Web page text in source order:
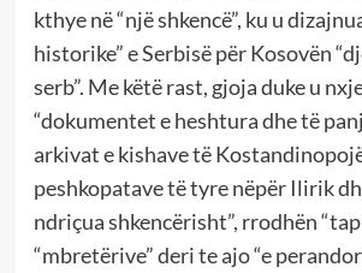
kthye në “një shkencë”, ku u
historike” e Serbisë për Kosovën
serb”. Me këtë rast, gjoja duke u
“dokumentet e heshtura dhe të
arkivat e kishave të
peshkopatave të tyre nëpër Ilirik
ndriçua shkencërisht”, rrodhën
“mbretërive” deri te ajo “e